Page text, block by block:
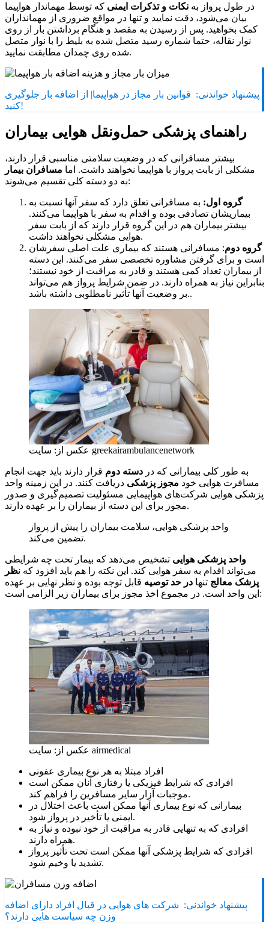
در طول پرواز به نکات و تذکرات ایمنی که توسط مهماندار هواپیما
بیان می‌شود، دقت نمایید و تنها در مواقع ضروری از مهمانداران
کمک بخواهید. پس از رسیدن به مقصد و هنگام برداشتن بار از روی
نوار نقاله، حتما شماره رسید متصل شده به بلیط را با نوار متصل
شده روی چمدان مطابقت نمایید.
پیشنهاد خواندنی: قوانین بار مجاز در هواپیما| از اضافه بار جلوگیری
کنید!
راهنمای پزشکی حمل‌ونقل هوایی بیماران
بیشتر مسافرانی که در وضعیت سلامتی مناسبی قرار دارند،
مشکلی از بابت پرواز با هواپیما نخواهند داشت. اما مسافران بیمار
به دو دسته کلی تقسیم می‌شوند:
گروه اول: به مسافرانی تعلق دارد که سفر آنها نسبت به
بیماریشان تصادفی بوده و اقدام به سفر با هواپیما می‌کنند.
بیشتر بیماران هم در این گروه قرار دارند که از بابت سفر
هوایی مشکلی نخواهند داشت.
گروه دوم: مسافرانی هستند که بیماری علت اصلی سفرشان
است و برای گرفتن مشاوره تخصصی سفر می‌کنند. این دسته
از بیماران تعداد کمی هستند و قادر به مراقبت از خود نیستند؛
بنابراین نیاز به همراه دارند. در ضمن شرایط پرواز هم می‌تواند
بر وضعیت آنها تأثیر نامطلوبی داشته باشد..
عکس از: سایت greekairambulancenetwork
به طور کلی بیمارانی که در دسته دوم قرار دارند باید جهت انجام
مسافرت هوایی خود مجوز پزشکی دریافت کنند. در این زمینه واحد
پزشکی هوایی شرکت‌های هواپیمایی مسئولیت تصمیم‌گیری و صدور
مجوز برای این دسته از بیماران را بر عهده دارند.
واحد پزشکی هوایی، سلامت بیماران را پیش از پرواز
تضمین می‌کند.
واحد پزشکی هوایی تشخیص می‌دهد که بیمار تحت چه شرایطی
می‌تواند اقدام به سفر هوایی کند. این نکته را هم باید افزود که نظر
پزشک معالج تنها در حد توصیه قابل توجه بوده و نظر نهایی بر عهده
این واحد است. در مجموع اخذ مجوز برای بیماران زیر الزامی است:
عکس از: سایت airmedical
افراد مبتلا به هر نوع بیماری عفونی
افرادی که شرایط فیزیکی یا رفتاری آنان ممکن است
موجبات آزار سایر مسافرین را فراهم کند.
بیمارانی که نوع بیماری آنها ممکن است باعث اختلال در
ایمنی یا تأخیر در پرواز شود.
افرادی که به تنهایی قادر به مراقبت از خود نبوده و نیاز به
همراه دارند.
افرادی که شرایط پزشکی آنها ممکن است تحت تأثیر پرواز
تشدید یا وخیم شود.
پیشنهاد خواندنی: شرکت های هوایی در قبال افراد دارای اضافه
وزن چه سیاست هایی دارند؟